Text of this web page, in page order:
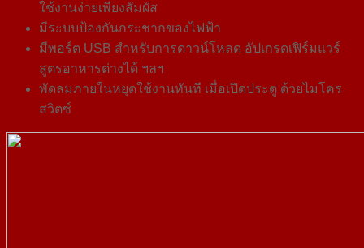
ใช้งานง่ายเพียงสัมผัส
มีระบบป้องกันกระชากของไฟฟ้า
มีพอร์ต USB สำหรับการดาวน์โหลด อัปเกรดเฟิร์มแวร์
สูตรอาหารต่างได้ ฯลฯ
พัดลมภายในหยุดใช้งานทันที เมื่อเปิดประตู ด้วยไมโคร
สวิตซ์